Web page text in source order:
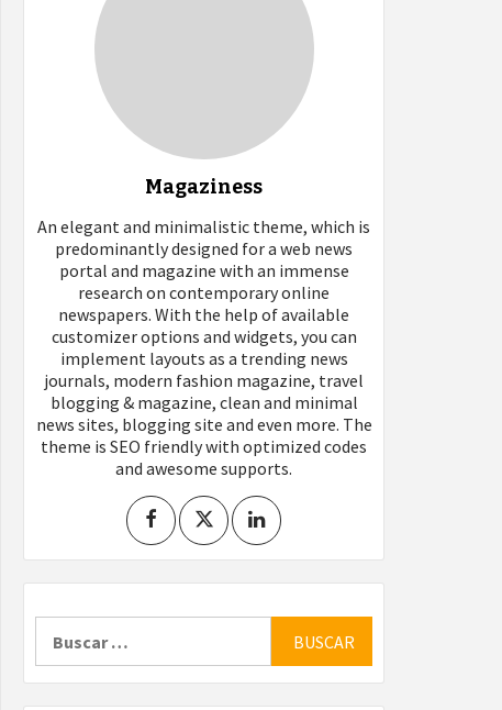
Magaziness
An elegant and minimalistic theme, which is
predominantly designed for a web news
portal and magazine with an immense
research on contemporary online
newspapers. With the help of available
customizer options and widgets, you can
implement layouts as a trending news
journals, modern fashion magazine, travel
blogging & magazine, clean and minimal
news sites, blogging site and even more. The
theme is SEO friendly with optimized codes
and awesome supports.